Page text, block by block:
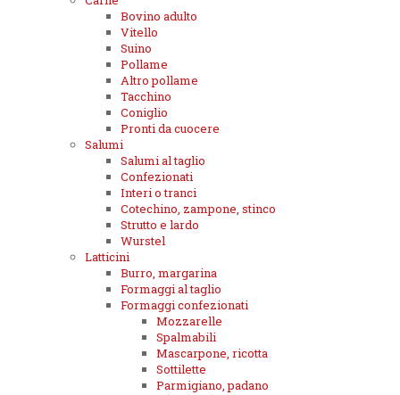
Bovino adulto
Vitello
Suino
Pollame
Altro pollame
Tacchino
Coniglio
Pronti da cuocere
Salumi
Salumi al taglio
Confezionati
Interi o tranci
Cotechino, zampone, stinco
Strutto e lardo
Wurstel
Latticini
Burro, margarina
Formaggi al taglio
Formaggi confezionati
Mozzarelle
Spalmabili
Mascarpone, ricotta
Sottilette
Parmigiano, padano